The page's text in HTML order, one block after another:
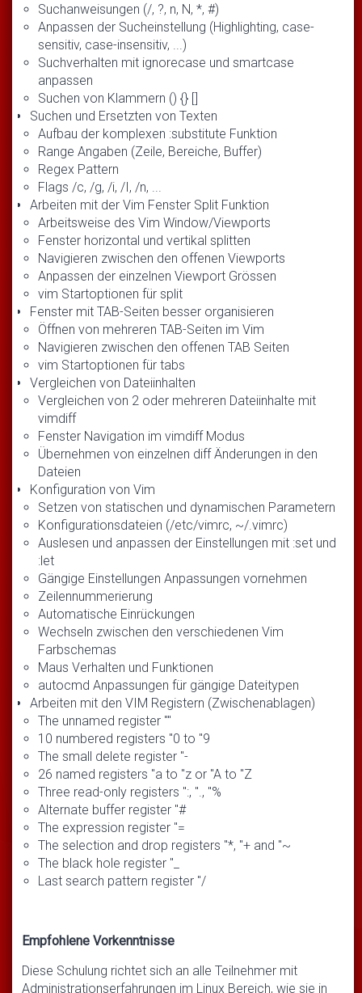
Suchanweisungen (/, ?, n, N, *, #)
Anpassen der Sucheinstellung (Highlighting, case-
sensitiv, case-insensitiv, ...)
Suchverhalten mit ignorecase und smartcase
anpassen
Suchen von Klammern () {} []
Suchen und Ersetzten von Texten
Aufbau der komplexen :substitute Funktion
Range Angaben (Zeile, Bereiche, Buffer)
Regex Pattern
Flags /c, /g, /i, /I, /n, ...
Arbeiten mit der Vim Fenster Split Funktion
Arbeitsweise des Vim Window/Viewports
Fenster horizontal und vertikal splitten
Navigieren zwischen den offenen Viewports
Anpassen der einzelnen Viewport Grössen
vim Startoptionen für split
Fenster mit TAB-Seiten besser organisieren
Öffnen von mehreren TAB-Seiten im Vim
Navigieren zwischen den offenen TAB Seiten
vim Startoptionen für tabs
Vergleichen von Dateiinhalten
Vergleichen von 2 oder mehreren Dateiinhalte mit
vimdiff
Fenster Navigation im vimdiff Modus
Übernehmen von einzelnen diff Änderungen in den
Dateien
Konfiguration von Vim
Setzen von statischen und dynamischen Parametern
Konfigurationsdateien (/etc/vimrc, ~/.vimrc)
Auslesen und anpassen der Einstellungen mit :set und
:let
Gängige Einstellungen Anpassungen vornehmen
Zeilennummerierung
Automatische Einrückungen
Wechseln zwischen den verschiedenen Vim
Farbschemas
Maus Verhalten und Funktionen
autocmd Anpassungen für gängige Dateitypen
Arbeiten mit den VIM Registern (Zwischenablagen)
The unnamed register ""
10 numbered registers "0 to "9
The small delete register "-
26 named registers "a to "z or "A to "Z
Three read-only registers ":, "., "%
Alternate buffer register "#
The expression register "=
The selection and drop registers "*, "+ and "~
The black hole register "_
Last search pattern register "/
Empfohlene Vorkenntnisse
Diese Schulung richtet sich an alle Teilnehmer mit
Administrationserfahrungen im Linux Bereich, wie sie in